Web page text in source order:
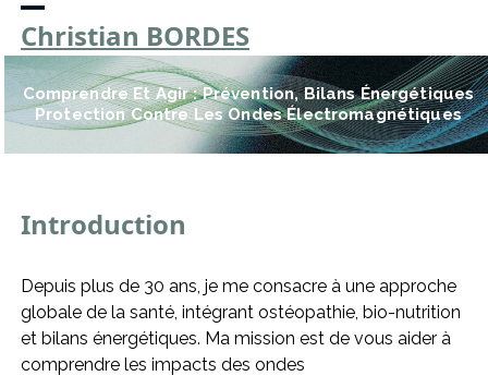
Skip
content
Christian BORDES
Open
mobile
menu
Close
mobile
menu
Comprendre Et Agir : Prévention, Bilans Énergétiques
Protection Contre Les Ondes Électromagnétiques
Introduction
Depuis plus de 30 ans, je me consacre à une approche
globale de la santé, intégrant ostéopathie, bio-nutrition
et bilans énergétiques. Ma mission est de vous aider à
comprendre les impacts des ondes